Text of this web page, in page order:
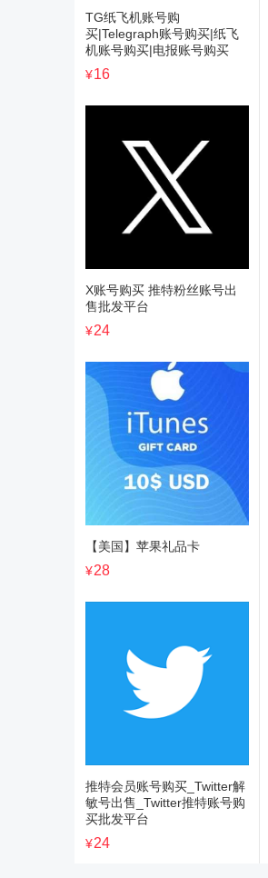
TG纸飞机账号购
买|Telegraph账号购买|纸飞
机账号购买|电报账号购买
¥16
X账号购买 推特粉丝账号出
售批发平台
¥24
【美国】苹果礼品卡
¥28
推特会员账号购买_Twitter解
敏号出售_Twitter推特账号购
买批发平台
¥24